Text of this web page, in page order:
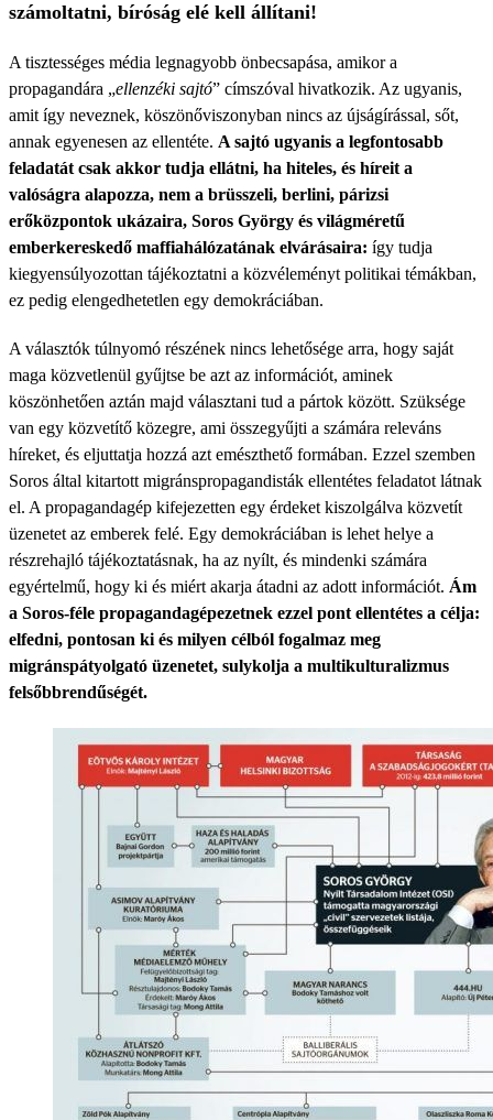
számoltatni, bíróság elé kell állítani!
A tisztességes média legnagyobb önbecsapása, amikor a
propagandára „ellenzéki sajtó” címszóval hivatkozik. Az ugyanis,
amit így neveznek, köszönőviszonyban nincs az újságírással, sőt,
annak egyenesen az ellentéte. A sajtó ugyanis a legfontosabb
feladatát csak akkor tudja ellátni, ha hiteles, és híreit a
valóságra alapozza, nem a brüsszeli, berlini, párizsi
erőközpontok ukázaira, Soros György és világméretű
emberkereskedő maffiahálózatának elvárásaira: így tudja
kiegyensúlyozottan tájékoztatni a közvéleményt politikai témákban,
ez pedig elengedhetetlen egy demokráciában.
A választók túlnyomó részének nincs lehetősége arra, hogy saját
maga közvetlenül gyűjtse be azt az információt, aminek
köszönhetően aztán majd választani tud a pártok között. Szüksége
van egy közvetítő közegre, ami összegyűjti a számára releváns
híreket, és eljuttatja hozzá azt emészthető formában. Ezzel szemben
Soros által kitartott migránspropagandisták ellentétes feladatot látnak
el. A propagandagép kifejezetten egy érdeket kiszolgálva közvetít
üzenetet az emberek felé. Egy demokráciában is lehet helye a
részrehajló tájékoztatásnak, ha az nyílt, és mindenki számára
egyértelmű, hogy ki és miért akarja átadni az adott információt. Ám
a Soros-féle propagandagépezetnek ezzel pont ellentétes a célja:
elfedni, pontosan ki és milyen célból fogalmaz meg
migránspátyolgató üzenetet, sulykolja a multikulturalizmus
felsőbbrendűségét.